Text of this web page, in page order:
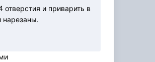
и приварить в
нарезаны.